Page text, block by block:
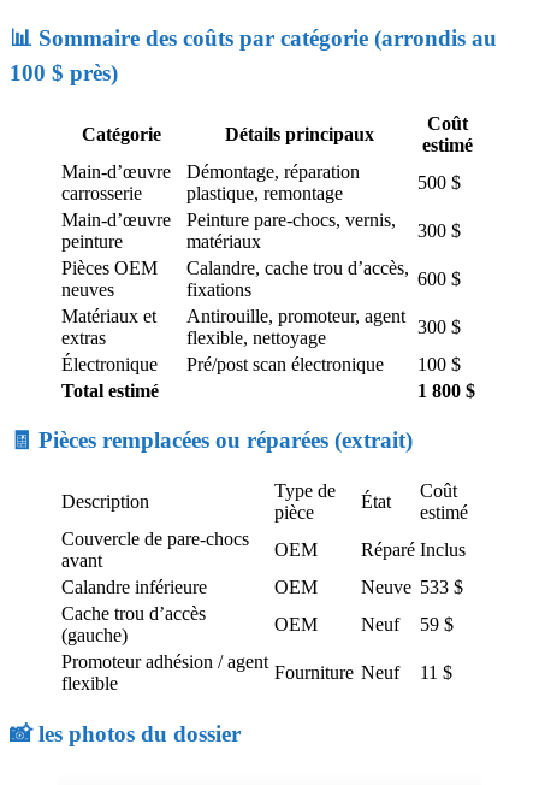
📊 Sommaire des coûts par catégorie (arrondis au
100 $ près)
Catégorie Détails principaux
Coût
estimé
Main-d’œuvre
carrosserie
Démontage, réparation
plastique, remontage
500 $
Main-d’œuvre
peinture
Peinture pare-chocs, vernis,
matériaux
300 $
Pièces OEM
neuves
Calandre, cache trou d’accès,
fixations
600 $
Matériaux et
extras
Antirouille, promoteur, agent
flexible, nettoyage
300 $
Électronique
Pré/post scan électronique
100 $
Total estimé
1 800 $
🧾 Pièces remplacées ou réparées (extrait)
Description
Type de
pièce
État
Coût
estimé
Couvercle de pare-chocs
avant
OEM Réparé Inclus
Calandre inférieure
OEM Neuve 533 $
Cache trou d’accès
(gauche)
OEM Neuf
59 $
Promoteur adhésion / agent
flexible
Fourniture Neuf 11 $
📸 les photos du dossier